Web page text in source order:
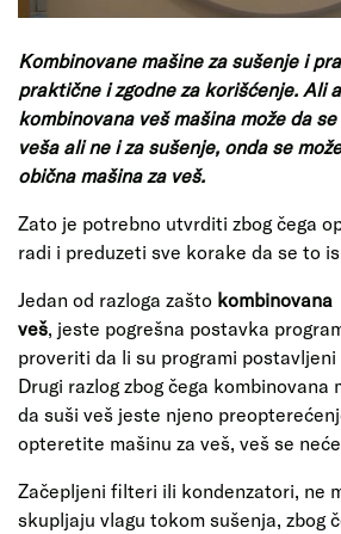
Kombinovane mašine za sušenje i
praktične i zgodne za korišćenje. Ali
kombinovana veš mašina može da
veša ali ne i za sušenje, onda se
obična mašina za veš.
Zato je potrebno utvrditi zbog čega
radi i preduzeti sve korake da se to
Jedan od razloga zašto kombinovana
veš , jeste pogrešna postavka
proveriti da li su programi postavljeni
Drugi razlog zbog čega kombinovana
da suši veš jeste njeno
opteretite mašinu za veš, veš se
Začepljeni filteri ili kondenzatori, ne
skupljaju vlagu tokom sušenja, zbog